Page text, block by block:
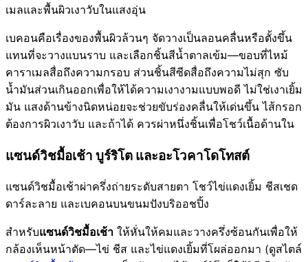
เมลและพื้นผิวเงาวับในแสงอุ่น
เบคอนคือเรื่องของพื้นผิวล้วนๆ จัดวางเป็นลอนคลื่นหรือตั้งขึ้น
แทนที่จะวางแบนราบ และเลือกชิ้นสีน้ำตาลเข้ม—ขอบที่ไหม้
คาราเมลสื่อถึงความกรอบ ส่วนชิ้นสีซีดสื่อถึงความไม่สุก ซับ
น้ำมันส่วนเกินออกเพื่อให้ได้ความเงางามแบบพอดี ไม่ใช่เงาเยิ้ม
มัน แสงด้านข้างนิดหน่อยจะช่วยขับร่องคลื่นให้เด่นขึ้น ไส้กรอก
ต้องการผิวเงาวับ และถ้าได้ ควรผ่าหนึ่งชิ้นเพื่อโชว์เนื้อด้านใน
แซนด์วิชมื้อเช้า บูร์ริโต และอะโวคาโดโทสต์
แซนด์วิชมื้อเช้าผ่าครึ่งถ่ายระดับสายตา โชว์ไข่แดงเยิ้ม ชีสเชด
ดาร์ละลาย และเบคอนบนขนมปังบริออชปิ้ง
สำหรับแซนด์วิชมื้อเช้า ให้หั่นให้คมและวางครึ่งซ้อนกันเพื่อให้
กล้องเห็นหน้าตัด—ไข่ ชีส และไข่แดงเยิ้มที่โผล่ออกมา (ดูสไตล์